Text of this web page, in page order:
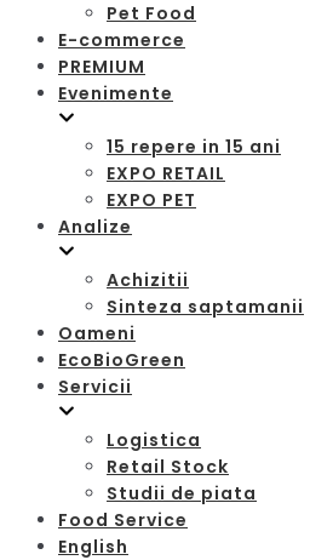
Pet Food
E-commerce
PREMIUM
Evenimente
15 repere in 15 ani
EXPO RETAIL
EXPO PET
Analize
Achizitii
Sinteza saptamanii
Oameni
EcoBioGreen
Servicii
Logistica
Retail Stock
Studii de piata
Food Service
English